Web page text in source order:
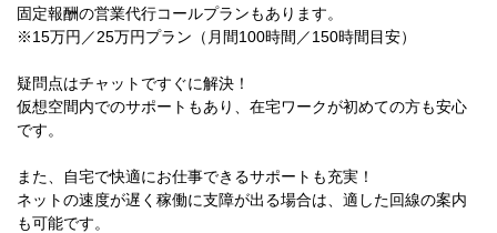
固定報酬の営業代行コールプランもあります。
※15万円／25万円プラン（月間100時間／150時間目安）
疑問点はチャットですぐに解決！
仮想空間内でのサポートもあり、在宅ワークが初めての方も安心
です。
また、自宅で快適にお仕事できるサポートも充実！
ネットの速度が遅く稼働に支障が出る場合は、適した回線の案内
も可能です。